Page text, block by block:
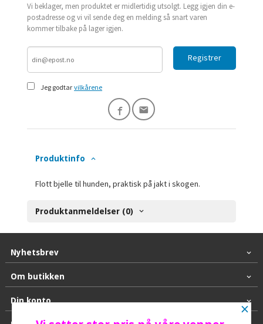
Vi beklager, men produktet er midlertidig utsolgt. Legg igjen din e-
postadresse og vi vil sende deg en melding så snart varen
kommer tilbake på lager igjen.
Jeg godtar vilkårene
Registrer
Produktinfo
Flott bjelle til hunden, praktisk på jakt i skogen.
Produktanmeldelser (0)
Nyhetsbrev
Om butikken
Din konto ×